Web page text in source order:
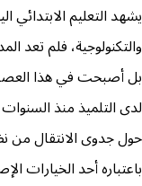
يشهد التعليم الابتدائي
والتكنولوجية، فلم
بل أصبحت في هذا العصر
لدى التلميذ منذ
حول جدوى الانتقال من
باعتباره أحد الخيارات